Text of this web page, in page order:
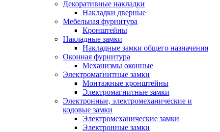
Декоративные накладки
Накладки дверные
Мебельная фурнитура
Кронштейны
Накладные замки
Накладные замки общего назначения
Оконная фурнитура
Механизмы оконные
Электромагнитные замки
Монтажные кронштейны
Электромагнитные замки
Электронные, электромеханические и
кодовые замки
Электромеханические замки
Электронные замки